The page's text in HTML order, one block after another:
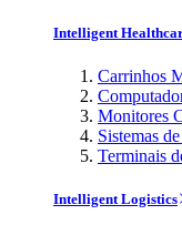
Intelligent
Carrinhos
Monitores
Sistemas
Terminais
Intelligent Logistics